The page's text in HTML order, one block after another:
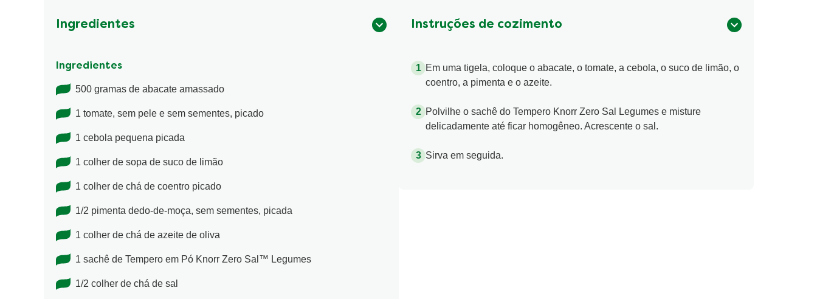
Ingredientes
Ingredientes
500 gramas de abacate amassado
1 tomate, sem pele e sem sementes, picado
1 cebola pequena picada
1 colher de sopa de suco de limão
1 colher de chá de coentro picado
1/2 pimenta dedo-de-moça, sem sementes, picada
1 colher de chá de azeite de oliva
1 sachê de Tempero em Pó Knorr Zero Sal™ Legumes
1/2 colher de chá de sal
Instruções de cozimento
Em uma tigela, coloque o abacate, o tomate, a cebola, o suco de limão, o
coentro, a pimenta e o azeite.
Polvilhe o sachê do Tempero Knorr Zero Sal Legumes e misture
delicadamente até ficar homogêneo. Acrescente o sal.
Sirva em seguida.